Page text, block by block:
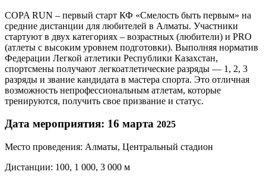
COPA RUN – первый старт КФ «Смелость быть первым» на
средние дистанции для любителей в Алматы. Участники
стартуют в двух категориях – возрастных (любители) и PRO
(атлеты с высоким уровнем подготовки). Выполняя норматив
Федерации Легкой атлетики Республики Казахстан,
спортсмены получают легкоатлетические разряды — 1, 2, 3
разряды и звание кандидата в мастера спорта. Это отличная
возможность непрофессиональным атлетам, которые
тренируются, получить свое призвание и статус.
Дата мероприятия: 16 марта 2025
Место проведения: Алматы, Центральный стадион
Дистанции: 100, 1 000, 3 000 м